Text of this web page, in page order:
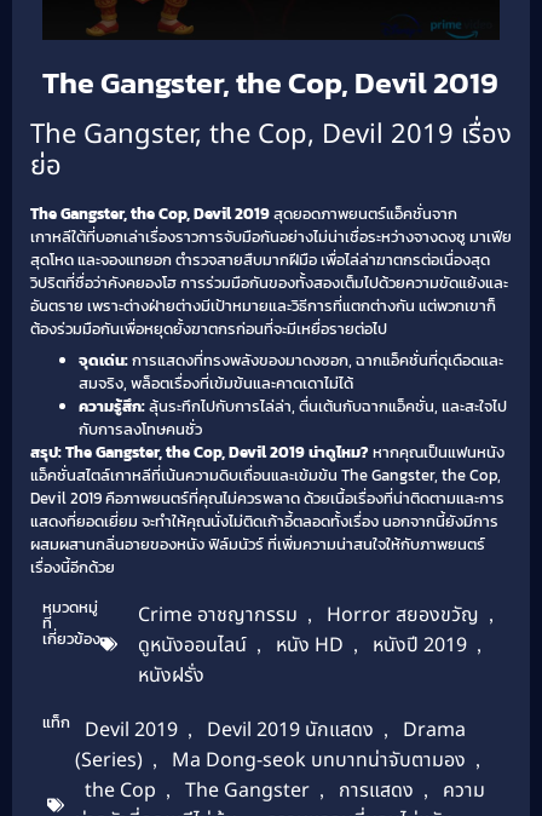
The Gangster, the Cop, Devil 2019
The Gangster, the Cop, Devil 2019 เรื่อง
ย่อ
The Gangster, the Cop, Devil 2019สุดยอดภาพยนตร์แอ็คชั่นจาก
เกาหลีใต้ที่บอกเล่าเรื่องราวการจับมือกันอย่างไม่น่าเชื่อระหว่างจางดงซู มาเฟีย
สุดโหด และจองแทยอก ตำรวจสายสืบมากฝีมือ เพื่อไล่ล่าฆาตกรต่อเนื่องสุด
วิปริตที่ชื่อว่าคังคยองโฮ การร่วมมือกันของทั้งสองเต็มไปด้วยความขัดแย้งและ
อันตราย เพราะต่างฝ่ายต่างมีเป้าหมายและวิธีการที่แตกต่างกัน แต่พวกเขาก็
ต้องร่วมมือกันเพื่อหยุดยั้งฆาตกรก่อนที่จะมีเหยื่อรายต่อไป
จุดเด่น:การแสดงที่ทรงพลังของมาดงซอก, ฉากแอ็คชั่นที่ดุเดือดและ
สมจริง, พล็อตเรื่องที่เข้มข้นและคาดเดาไม่ได้
ความรู้สึก:ลุ้นระทึกไปกับการไล่ล่า, ตื่นเต้นกับฉากแอ็คชั่น, และสะใจไป
กับการลงโทษคนชั่ว
สรุป: The Gangster, the Cop, Devil 2019 น่าดูไหม?หากคุณเป็นแฟนหนัง
แอ็คชั่นสไตล์เกาหลีที่เน้นความดิบเถื่อนและเข้มข้น The Gangster, the Cop,
Devil 2019 คือภาพยนตร์ที่คุณไม่ควรพลาด ด้วยเนื้อเรื่องที่น่าติดตามและการ
แสดงที่ยอดเยี่ยม จะทำให้คุณนั่งไม่ติดเก้าอี้ตลอดทั้งเรื่อง นอกจากนี้ยังมีการ
ผสมผสานกลิ่นอายของหนัง ฟิล์มนัวร์ ที่เพิ่มความน่าสนใจให้กับภาพยนตร์
เรื่องนี้อีกด้วย
หมวดหมู่
ที่
เกี่ยวข้อง
Crime อาชญากรรม , Horror สยองขวัญ ,
ดูหนังออนไลน์ , หนัง HD , หนังปี 2019 ,
หนังฝรั่ง
แท็ก Devil 2019 , Devil 2019 นักแสดง ,
Drama
(Series) , Ma Dong-seok บทบาทน่าจับตามอง ,
the Cop , The Gangster , การแสดง ,
ความ